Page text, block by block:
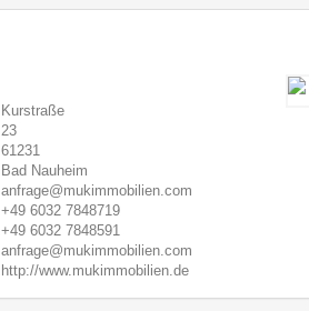
Kurstraße
23
61231
Bad Nauheim
anfrage@mukimmobilien.com
+49 6032 7848719
+49 6032 7848591
anfrage@mukimmobilien.com
http://www.mukimmobilien.de